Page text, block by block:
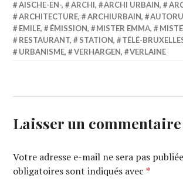
AISCHE-EN-, ARCHI, ARCHI URBAIN,
ARCHITECTURE, ARCHIURBAIN,
EMILE, ÉMISSION, MISTER EMMA,
RESTAURANT, STATION, TÉLÉ-
URBANISME, VERHARGEN, VERLAINE
Laisser un commentaire
Votre adresse e-mail ne sera pas
obligatoires sont indiqués avec*